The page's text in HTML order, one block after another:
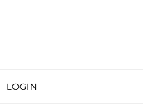
LOGIN